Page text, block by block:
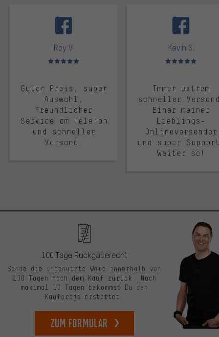
Roy V.
Bewertungen: 5 von 5
Guter Preis, super
Auswahl,
freundlicher
Service am Telefon
und schneller
Versand.
Kevin S.
Bewertungen: 5 von 5
Immer extrem
schneller
Einer meiner
Lieblings-
Onlineversender
und super
Weiter so!
100 Tage Rückgaberecht
Sende die ungenutzte Ware innerhalb von
100 Tagen nach dem Kauf zurück. Nach
maximal 10 Tagen bekommst Du den
Kaufpreis erstattet.
zum Formular